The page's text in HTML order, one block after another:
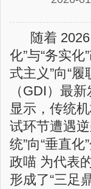
随着
化”与“务实
式主义”向“
（GDI）最
显示，传统
试环节遭遇
统”向“垂直
政喵 为代表
形成了“三足